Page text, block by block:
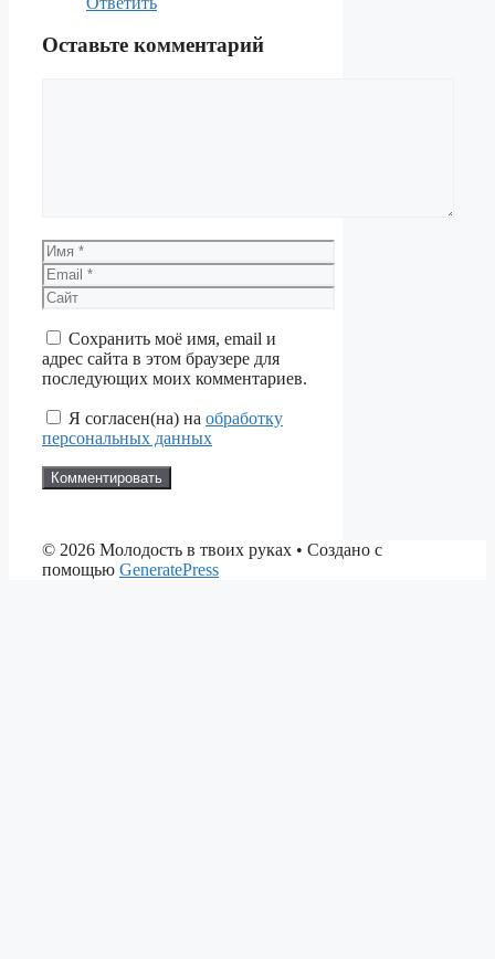
Оставьте комментарий
Имя
Email
Сайт
Сохранить моё имя, email и
адрес сайта в этом браузере для
последующих моих комментариев.
Я согласен(на) на обработку
персональных данных
© 2026 Молодость в твоих руках • Создано с
помощью GeneratePress